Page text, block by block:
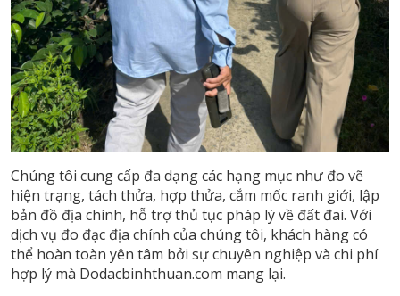
Chúng tôi cung cấp đa dạng các hạng mục như đo vẽ
hiện trạng, tách thửa, hợp thửa, cắm mốc ranh giới, lập
bản đồ địa chính, hỗ trợ thủ tục pháp lý về đất đai. Với
dịch vụ đo đạc địa chính của chúng tôi, khách hàng có
thể hoàn toàn yên tâm bởi sự chuyên nghiệp và chi phí
hợp lý mà Dodacbinhthuan.com mang lại.